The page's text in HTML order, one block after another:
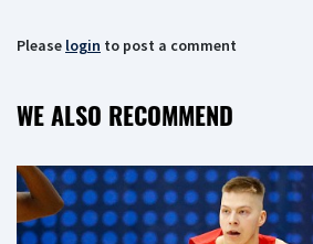
Please login to post a comment
WE ALSO RECOMMEND